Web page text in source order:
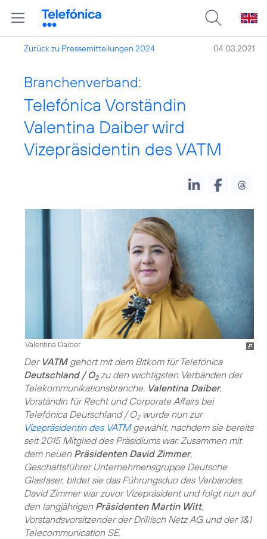
Zurück zu Pressemitteilungen 2024 04.03.2021
Branchenverband:
Telefónica Vorständin
Valentina Daiber wird
Vizepräsidentin des VATM
Valentina Daiber
Der VATMgehört mit dem Bitkom für Telefónica
Deutschland / O2zu den wichtigsten Verbänden der
Telekommunikationsbranche. Valentina Daiber,
Vorständin für Recht und Corporate Affairs bei
Telefónica Deutschland / O2wurde nun zur
Vizepräsidentin des VATMgewählt, nachdem sie bereits
seit 2015 Mitglied des Präsidiums war. Zusammen mit
dem neuen Präsidenten David Zimmer,
Geschäftsführer Unternehmensgruppe Deutsche
Glasfaser, bildet sie das Führungsduo des Verbandes.
David Zimmer war zuvor Vizepräsident und folgt nun auf
den langjährigen Präsidenten Martin Witt,
Vorstandsvorsitzender der Drillisch Netz AG und der 1&1
Telecommunication SE.